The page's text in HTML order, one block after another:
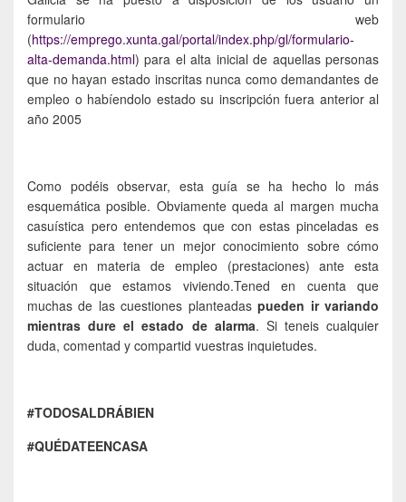
formulario web
(https://emprego.xunta.gal/portal/index.php/gl/formulario-
alta-demanda.html) para el alta inicial de aquellas personas
que no hayan estado inscritas nunca como demandantes de
empleo o habíendolo estado su inscripción fuera anterior al
año 2005
Como podéis observar, esta guía se ha hecho lo más
esquemática posible. Obviamente queda al margen mucha
casuística pero entendemos que con estas pinceladas es
suficiente para tener un mejor conocimiento sobre cómo
actuar en materia de empleo (prestaciones) ante esta
situación que estamos viviendo.Tened en cuenta que
muchas de las cuestiones planteadaspueden ir variando
mientras dure el estado de alarma. Si teneis cualquier
duda, comentad y compartid vuestras inquietudes.
#TODOSALDRÁBIEN
#QUÉDATEENCASA